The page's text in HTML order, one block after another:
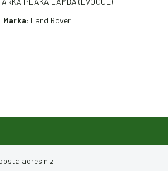
Marka: Land Rover